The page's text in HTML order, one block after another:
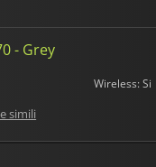
- Grey
simili
Wireless: Si